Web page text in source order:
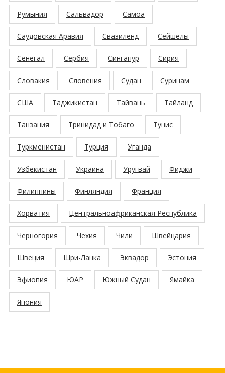
Румыния Сальвадор Самоа
Саудовская Аравия Свазиленд Сейшелы
Сенегал Сербия Сингапур Сирия
Словакия Словения Судан Суринам
США Таджикистан Тайвань Тайланд
Танзания Тринидад и Тобаго Тунис
Туркменистан Турция Уганда
Узбекистан Украина Уругвай Фиджи
Филиппины Финляндия Франция
Хорватия Центральноафриканская Республика
Черногория Чехия Чили Швейцария
Швеция Шри-Ланка Эквадор Эстония
Эфиопия ЮАР Южный Судан Ямайка
Япония